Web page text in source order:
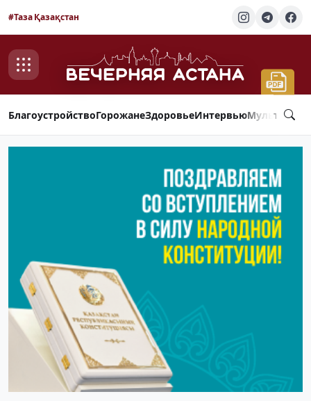
#Таза Қазақстан
БлагоустройствоГорожанеЗдоровьеИнтервью